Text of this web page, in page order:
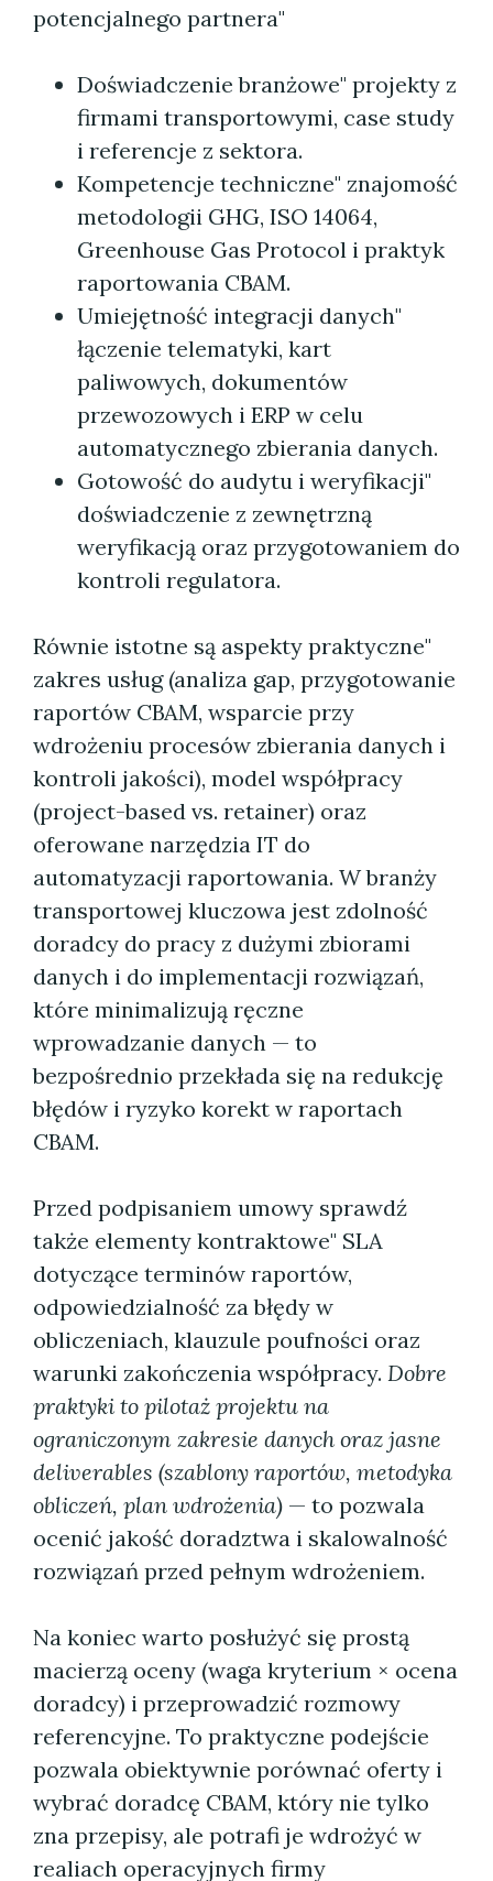
potencjalnego partnera"
Doświadczenie branżowe" projekty z
firmami transportowymi, case study
i referencje z sektora.
Kompetencje techniczne" znajomość
metodologii GHG, ISO 14064,
Greenhouse Gas Protocol i praktyk
raportowania CBAM.
Umiejętność integracji danych"
łączenie telematyki, kart
paliwowych, dokumentów
przewozowych i ERP w celu
automatycznego zbierania danych.
Gotowość do audytu i weryfikacji"
doświadczenie z zewnętrzną
weryfikacją oraz przygotowaniem do
kontroli regulatora.
Równie istotne są aspekty praktyczne"
zakres usług (analiza gap, przygotowanie
raportów CBAM, wsparcie przy
wdrożeniu procesów zbierania danych i
kontroli jakości), model współpracy
(project-based vs. retainer) oraz
oferowane narzędzia IT do
automatyzacji raportowania. W branży
transportowej kluczowa jest zdolność
doradcy do pracy z dużymi zbiorami
danych i do implementacji rozwiązań,
które minimalizują ręczne
wprowadzanie danych — to
bezpośrednio przekłada się na redukcję
błędów i ryzyko korekt w raportach
CBAM.
Przed podpisaniem umowy sprawdź
także elementy kontraktowe" SLA
dotyczące terminów raportów,
odpowiedzialność za błędy w
obliczeniach, klauzule poufności oraz
warunki zakończenia współpracy. Dobre
praktyki to pilotaż projektu na
ograniczonym zakresie danych oraz jasne
deliverables (szablony raportów, metodyka
obliczeń, plan wdrożenia) — to pozwala
ocenić jakość doradztwa i skalowalność
rozwiązań przed pełnym wdrożeniem.
Na koniec warto posłużyć się prostą
macierzą oceny (waga kryterium × ocena
doradcy) i przeprowadzić rozmowy
referencyjne. To praktyczne podejście
pozwala obiektywnie porównać oferty i
wybrać doradcę CBAM, który nie tylko
zna przepisy, ale potrafi je wdrożyć w
realiach operacyjnych firmy